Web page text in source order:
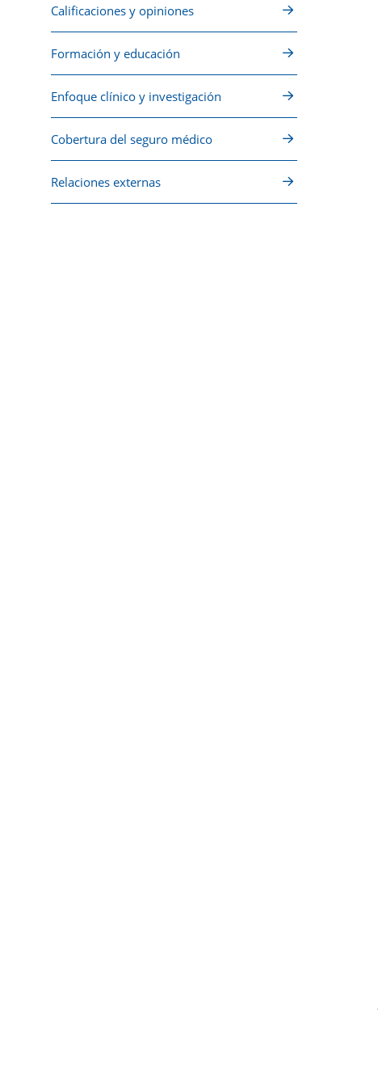
Calificaciones y opiniones
Formación y educación
Enfoque clínico y investigación
Cobertura del seguro médico
Relaciones externas